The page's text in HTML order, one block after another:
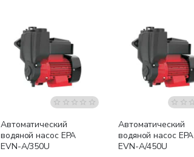
Бесплатная доставка
Автоматический
водяной насос EPA
EVN-A/350U
Бесплатная доставка
Автоматический
водяной насос EPA
EVN-A/450U